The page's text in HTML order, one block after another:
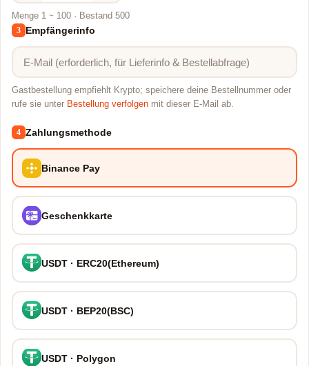
Menge 1 ~ 100 · Bestand 500
3 Empfängerinfo
Gastbestellung empfiehlt Krypto; speichere deine Bestellnummer oder
rufe sie unter Bestellung verfolgen mit dieser E-Mail ab.
4 Zahlungsmethode
Binance Pay
Geschenkkarte
USDT · ERC20(Ethereum)
USDT · BEP20(BSC)
USDT · Polygon